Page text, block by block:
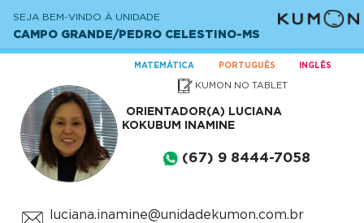
SEJA BEM-VINDO À UNIDADE
CAMPO GRANDE/PEDRO CELESTINO-MS
MATEMÁTICA PORTUGUÊS INGLÊS
KUMON NO TABLET
ORIENTADOR(A) LUCIANA
KOKUBUM INAMINE
(67) 9 8444-7058
luciana.inamine@unidadekumon.com.br